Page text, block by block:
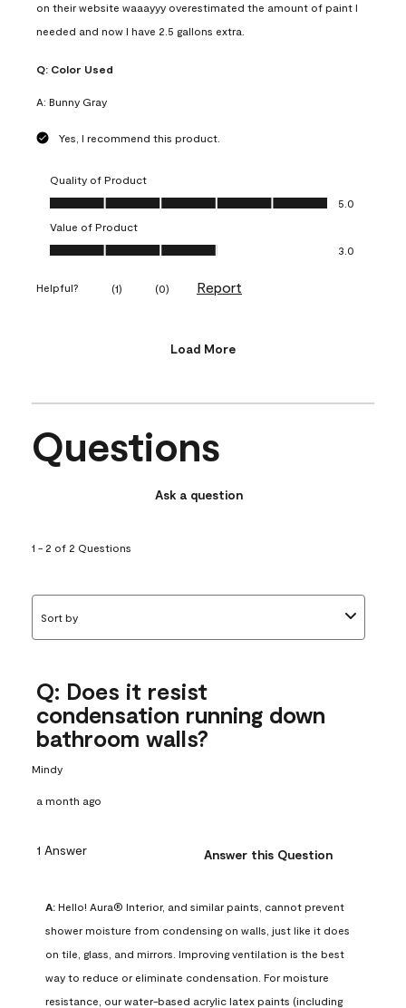
on their website waaayyy overestimated the amount of paint I
needed and now I have 2.5 gallons extra.
Q: Color Used
A: Bunny Gray
Yes, I recommend this product.
Quality of Product
Quality of Product, 5.0 out of 5
5.0
Value of Product
Value of Product, 3.0 out of 5
3.0
Helpful? (1) (0) Report
Load More
Questions
Ask a question
1 - 2 of 2 Questions
Sort by
Q: Does it resist
condensation running down
bathroom walls?
Mindy
a month ago
1 Answer Answer this Question
A: Hello! Aura® Interior, and similar paints, cannot prevent
shower moisture from condensing on walls, just like it does
on tile, glass, and mirrors. Improving ventilation is the best
way to reduce or eliminate condensation. For moisture
resistance, our water-based acrylic latex paints (including